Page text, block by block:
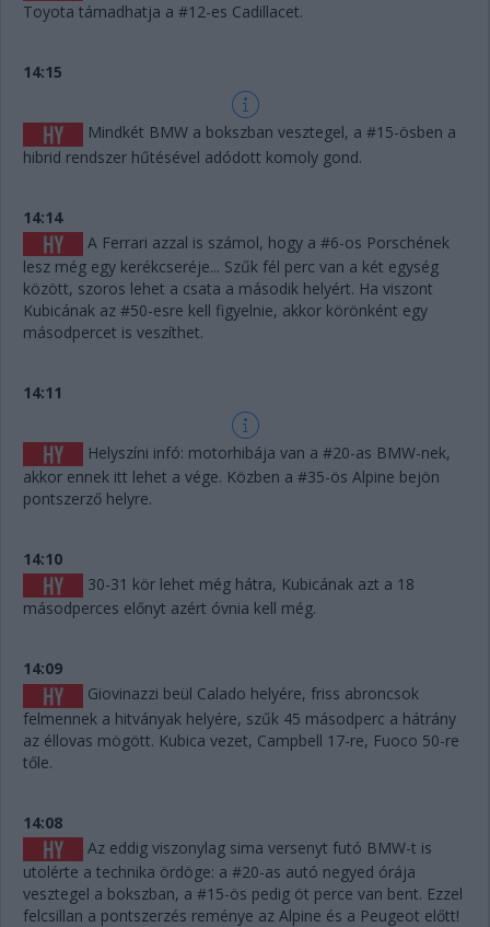
Toyota támadhatja a #12-es Cadillacet.
14:15
Mindkét BMW a bokszban vesztegel, a #15-ösben a
hibrid rendszer hűtésével adódott komoly gond.
14:14
A Ferrari azzal is számol, hogy a #6-os Porschének
lesz még egy kerékcseréje... Szűk fél perc van a két egység
között, szoros lehet a csata a második helyért. Ha viszont
Kubicának az #50-esre kell figyelnie, akkor körönként egy
másodpercet is veszíthet.
14:11
Helyszíni infó: motorhibája van a #20-as BMW-nek,
akkor ennek itt lehet a vége. Közben a #35-ös Alpine bejön
pontszerző helyre.
14:10
30-31 kör lehet még hátra, Kubicának azt a 18
másodperces előnyt azért óvnia kell még.
14:09
Giovinazzi beül Calado helyére, friss abroncsok
felmennek a hitványak helyére, szűk 45 másodperc a hátrány
az éllovas mögött. Kubica vezet, Campbell 17-re, Fuoco 50-re
tőle.
14:08
Az eddig viszonylag sima versenyt futó BMW-t is
utolérte a technika ördöge: a #20-as autó negyed órája
vesztegel a bokszban, a #15-ös pedig öt perce van bent. Ezzel
felcsillan a pontszerzés reménye az Alpine és a Peugeot előtt!